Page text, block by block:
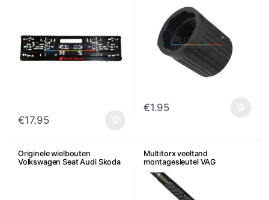
€17.95
€1.95
Originele wielbouten
Volkswagen Seat Audi Skoda
– Per stuk
Multitorx veeltand
montagesleutel VAG
achterklepslot